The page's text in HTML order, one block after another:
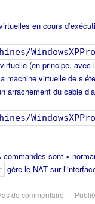
en cours
(en principe,
machine virtuelle de
arrachement du cable
sont «
gère le NAT sur
de commentaire